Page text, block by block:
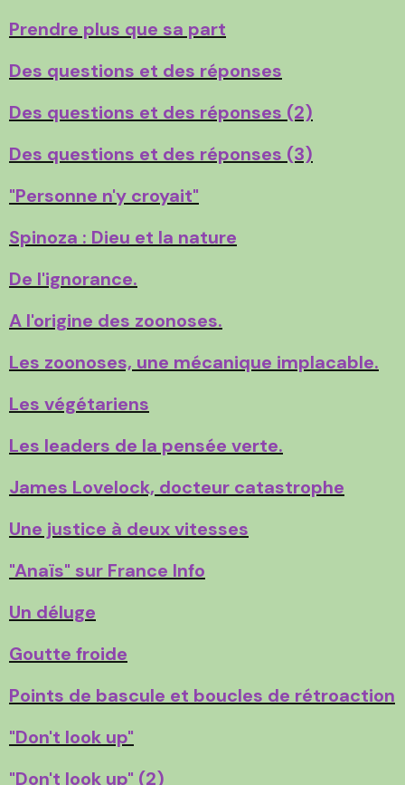
Prendre plus que sa part
Des questions et des réponses
Des questions et des réponses (2)
Des questions et des réponses (3)
"Personne n'y croyait"
Spinoza : Dieu et la nature
De l'ignorance.
A l'origine des zoonoses.
Les zoonoses, une mécanique implacable.
Les végétariens
Les leaders de la pensée verte.
James Lovelock, docteur catastrophe
Une justice à deux vitesses
"Anaïs" sur France Info
Un déluge
Goutte froide
Points de bascule et boucles de rétroaction
"Don't look up"
"Don't look up" (2)